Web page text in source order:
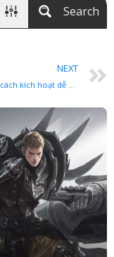
Search
NEXT
Hướng dẫn cách kích hoạt dễ dàng tài khoản để chơi game Lost Ark Steam (US/EU) miễn phí